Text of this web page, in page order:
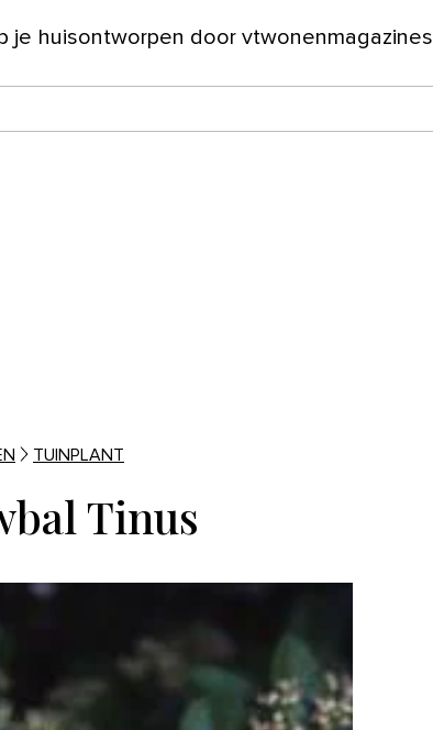
je huisontworpen door vtwonenmagazines
TUINPLANT
Tinus